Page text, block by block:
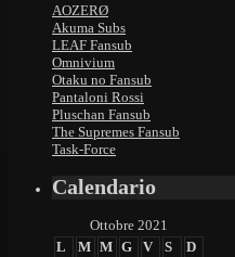
AOZERØ
Akuma Subs
LEAF Fansub
Omnivium
Otaku no Fansub
Pantaloni Rossi
Pluschan Fansub
The Supremes Fansub
Task-Force
Calendario
Ottobre 2021
L
M M G V S
D